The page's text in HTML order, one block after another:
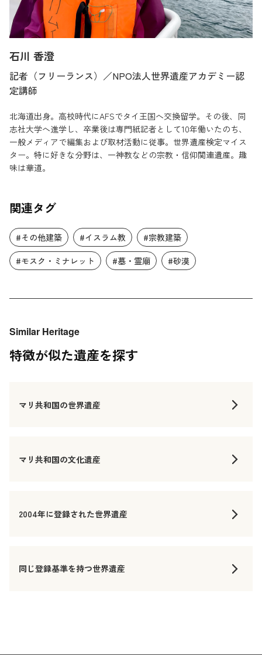
石川 香澄
記者（フリーランス）／NPO法人世界遺産アカデミー認
定講師
北海道出身。高校時代にAFSでタイ王国へ交換留学。その後、同
志社大学へ進学し、卒業後は専門紙記者として10年働いたのち、
一般メディアで編集および取材活動に従事。世界遺産検定マイス
ター。特に好きな分野は、一神教などの宗教・信仰関連遺産。趣
味は華道。
関連タグ
#その他建築 #イスラム教
#宗教建築
#モスク・ミナレット
#墓・霊廟 #砂漠
Similar Heritage
特徴が似た遺産を探す
マリ共和国の世界遺産
マリ共和国の文化遺産
2004年に登録された世界遺産
同じ登録基準を持つ世界遺産